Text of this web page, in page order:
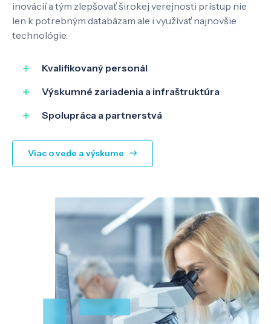
SK EN
inovácií a tým zlepšovať širokej verejnosti prístup nie
len k potrebným databázam ale i využívať najnovšie
technológie.
Kvalifikovaný personál
Výskumné zariadenia a infraštruktúra
Spolupráca a partnerstvá
Viac o vede a výskume